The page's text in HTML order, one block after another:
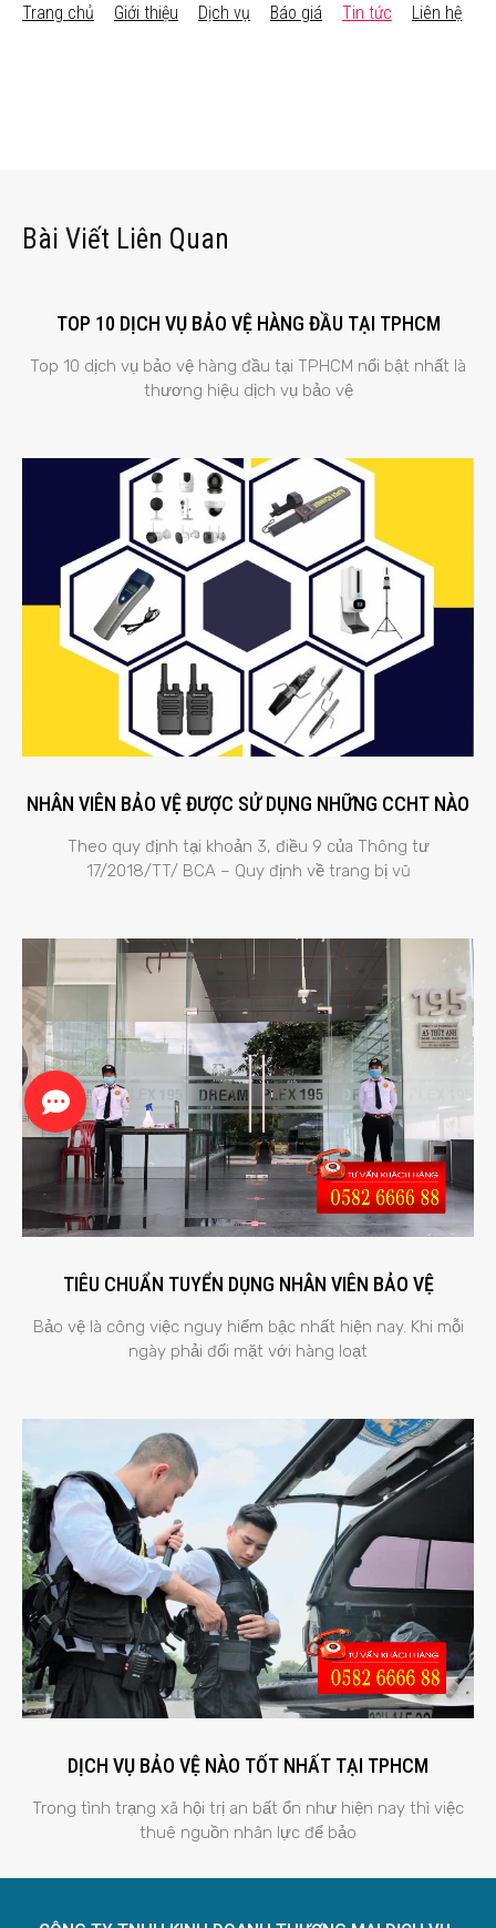
Trang chủ Giới thiệu Dịch vụ Báo giá Tin tức Liên hệ
Bài Viết Liên Quan
TOP 10 DỊCH VỤ BẢO VỆ HÀNG ĐẦU TẠI TPHCM
Top 10 dịch vụ bảo vệ hàng đầu tại TPHCM nổi bật nhất là
thương hiệu dịch vụ bảo vệ
NHÂN VIÊN BẢO VỆ ĐƯỢC SỬ DỤNG NHỮNG CCHT NÀO
Theo quy định tại khoản 3, điều 9 của Thông tư
17/2018/TT/ BCA – Quy định về trang bị vũ
TIÊU CHUẨN TUYỂN DỤNG NHÂN VIÊN BẢO VỆ
Bảo vệ là công việc nguy hiểm bậc nhất hiện nay. Khi mỗi
ngày phải đối mặt với hàng loạt
DỊCH VỤ BẢO VỆ NÀO TỐT NHẤT TẠI TPHCM
Trong tình trạng xã hội trị an bất ổn như hiện nay thì việc
thuê nguồn nhân lực để bảo